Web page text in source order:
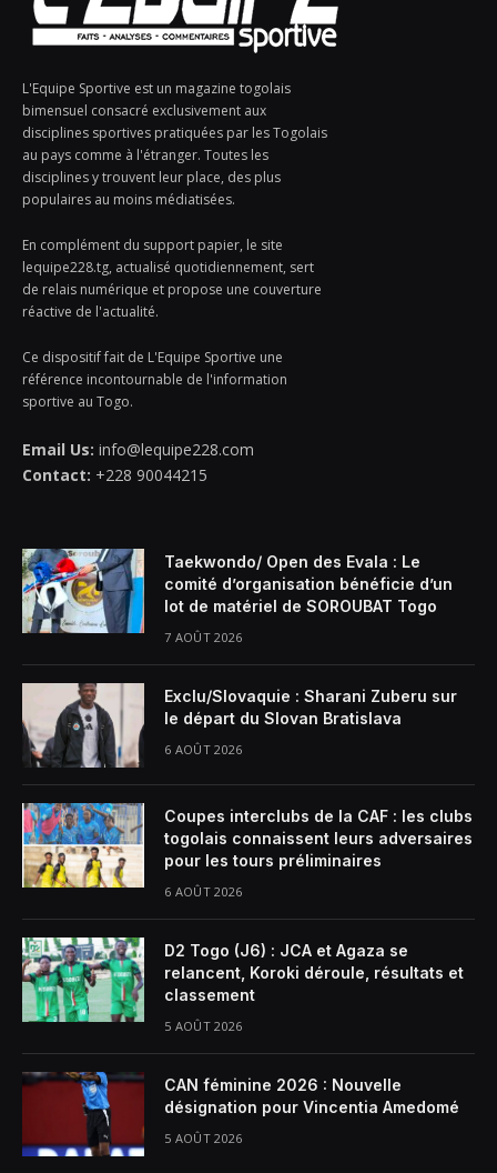
L'Equipe Sportive est un magazine togolais
bimensuel consacré exclusivement aux
disciplines sportives pratiquées par les Togolais
au pays comme à l'étranger. Toutes les
disciplines y trouvent leur place, des plus
populaires au moins médiatisées.
En complément du support papier, le site
lequipe228.tg, actualisé quotidiennement, sert
de relais numérique et propose une couverture
réactive de l'actualité.
Ce dispositif fait de L'Equipe Sportive une
référence incontournable de l'information
sportive au Togo.
Email Us: info@lequipe228.com
Contact: +228 90044215
Taekwondo/ Open des Evala : Le
comité d’organisation bénéficie d’un
lot de matériel de SOROUBAT Togo
7 AOÛT 2026
Exclu/Slovaquie : Sharani Zuberu sur
le départ du Slovan Bratislava
6 AOÛT 2026
Coupes interclubs de la CAF : les clubs
togolais connaissent leurs adversaires
pour les tours préliminaires
6 AOÛT 2026
D2 Togo (J6) : JCA et Agaza se
relancent, Koroki déroule, résultats et
classement
5 AOÛT 2026
CAN féminine 2026 : Nouvelle
désignation pour Vincentia Amedomé
5 AOÛT 2026